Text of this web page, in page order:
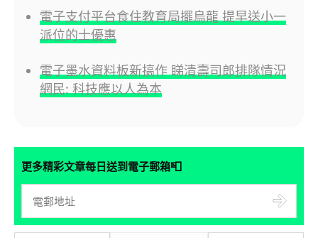
電子支付平台食住教育局擺烏龍 提早送小一
派位的士優惠
電子墨水資料板新搞作 睇清壽司郎排隊情況
網民: 科技應以人為本
更多精彩文章每日送到電子郵箱📮